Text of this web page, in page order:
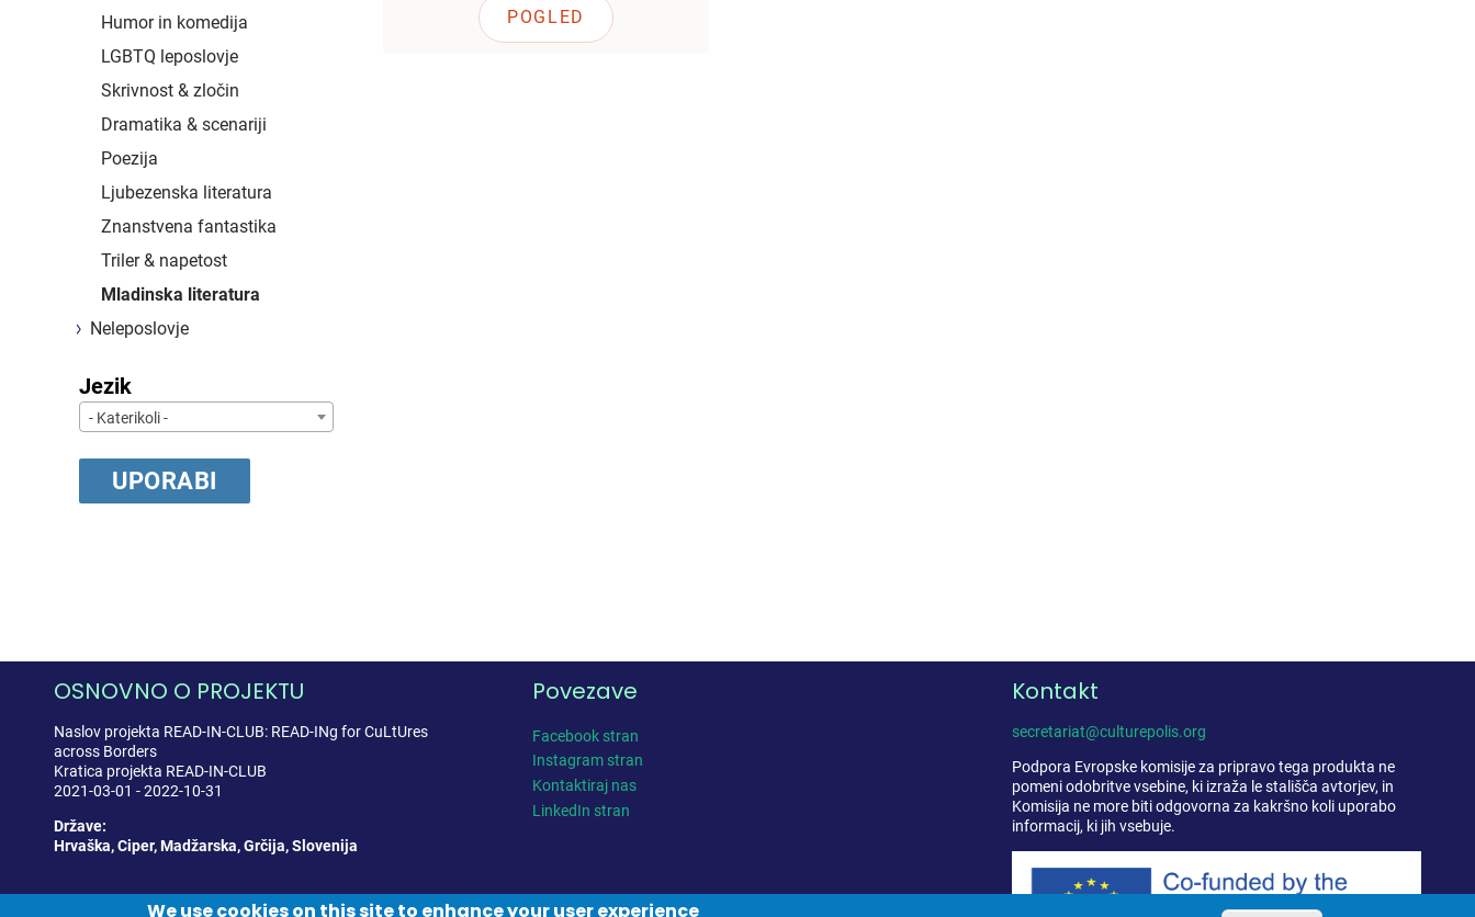
Humor in komedija
LGBTQ leposlovje
Skrivnost & zločin
Dramatika & scenariji
Poezija
Ljubezenska literatura
Znanstvena fantastika
Triler & napetost
Mladinska literatura
Neleposlovje
Jezik
- Katerikoli -
POGLED
OSNOVNO O PROJEKTU
Naslov projekta READ-IN-CLUB: READ-INg for CuLtUres
across Borders
Kratica projekta READ-IN-CLUB
2021-03-01 - 2022-10-31
Države:
Hrvaška, Ciper, Madžarska, Grčija, Slovenija
Povezave
Facebook stran
Instagram stran
Kontaktiraj nas
LinkedIn stran
Kontakt
secretariat@culturepolis.org
Podpora Evropske komisije za pripravo tega produkta ne
pomeni odobritve vsebine, ki izraža le stališča avtorjev, in
Komisija ne more biti odgovorna za kakršno koli uporabo
informacij, ki jih vsebuje.
We use cookies on this site to enhance your user experience